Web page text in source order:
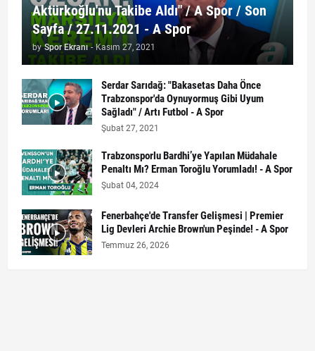
Aktürkoğlu'nu Takibe Aldı" / A Spor / Son
Sayfa / 27.11.2021 - A Spor
by Spor Ekranı - Kasım 27, 2021
Serdar Sarıdağ: "Bakasetas Daha Önce
Trabzonspor'da Oynuyormuş Gibi Uyum
Sağladı" / Artı Futbol - A Spor
Şubat 27, 2021
Trabzonsporlu Bardhi’ye Yapılan Müdahale
Penaltı Mı? Erman Toroğlu Yorumladı! - A Spor
Şubat 04, 2024
Fenerbahçe'de Transfer Gelişmesi | Premier
Lig Devleri Archie Brown'un Peşinde! - A Spor
Temmuz 26, 2026